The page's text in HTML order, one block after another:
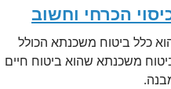
הכרחי וחשוב
כלל ביטוח משכנתא הכולל
משכנתא שהוא ביטוח חיים